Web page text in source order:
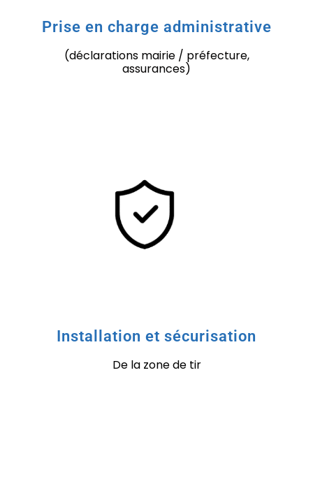
Prise en charge administrative
(déclarations mairie / préfecture,
assurances)
Installation et sécurisation
De la zone de tir